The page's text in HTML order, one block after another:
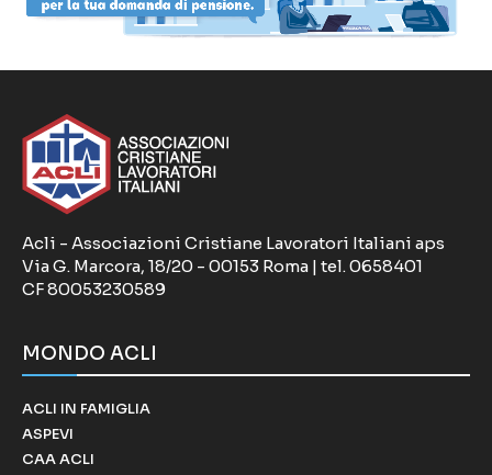
Acli - Associazioni Cristiane Lavoratori Italiani aps
Via G. Marcora, 18/20 - 00153 Roma | tel. 0658401
CF 80053230589
MONDO ACLI
ACLI IN FAMIGLIA
ASPEVI
CAA ACLI